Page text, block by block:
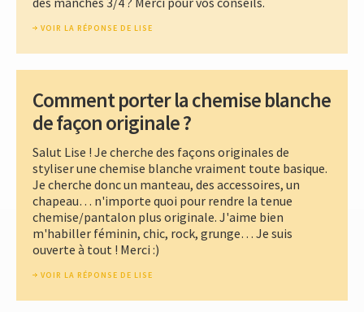
VOIR LA RÉPONSE DE LISE
Comment porter la chemise blanche
de façon originale ?
Salut Lise ! Je cherche des façons originales de
styliser une chemise blanche vraiment toute basique.
Je cherche donc un manteau, des accessoires, un
chapeau… n'importe quoi pour rendre la tenue
chemise/pantalon plus originale. J'aime bien
m'habiller féminin, chic, rock, grunge… Je suis
ouverte à tout ! Merci :)
VOIR LA RÉPONSE DE LISE